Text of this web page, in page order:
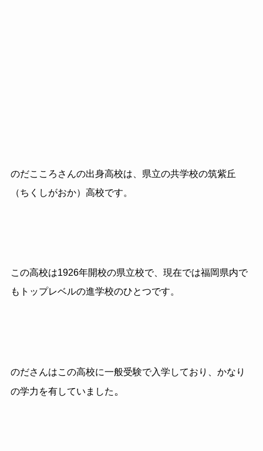
のだこころさんの出身高校は、県立の共学校の筑紫丘
（ちくしがおか）高校です。
この高校は1926年開校の県立校で、現在では福岡県内で
もトップレベルの進学校のひとつです。
のださんはこの高校に一般受験で入学しており、かなり
の学力を有していました 。